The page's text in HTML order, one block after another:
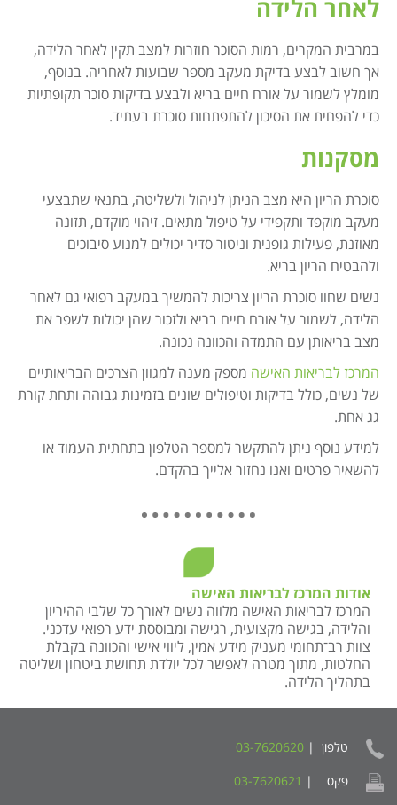
לאחר הלידה
במרבית המקרים, רמות הסוכר חוזרות למצב תקין לאחר הלידה,
אך חשוב לבצע בדיקת מעקב מספר שבועות לאחריה. בנוסף,
מומלץ לשמור על אורח חיים בריא ולבצע בדיקות סוכר תקופתיות
כדי להפחית את הסיכון להתפתחות סוכרת בעתיד.
מסקנות
סוכרת הריון היא מצב הניתן לניהול ולשליטה, בתנאי שתבצעי
מעקב מוקפד ותקפידי על טיפול מתאים. זיהוי מוקדם, תזונה
מאוזנת, פעילות גופנית וניטור סדיר יכולים למנוע סיבוכים
ולהבטיח הריון בריא.
נשים שחוו סוכרת הריון צריכות להמשיך במעקב רפואי גם לאחר
הלידה, לשמור על אורח חיים בריא ולזכור שהן יכולות לשפר את
מצב בריאותן עם התמדה והכוונה נכונה.
המרכז לבריאות האישה מספק מענה למגוון הצרכים הבריאותיים
של נשים, כולל בדיקות וטיפולים שונים בזמינות גבוהה ותחת קורת
גג אחת.
למידע נוסף ניתן להתקשר למספר הטלפון בתחתית העמוד או
להשאיר פרטים ואנו נחזור אלייך בהקדם.
אודות המרכז לבריאות האישה
המרכז לבריאות האישה מלווה נשים לאורך כל שלבי ההיריון
והלידה, בגישה מקצועית, רגישה ומבוססת ידע רפואי עדכני.
צוות רב־תחומי מעניק מידע אמין, ליווי אישי והכוונה בקבלת
החלטות, מתוך מטרה לאפשר לכל יולדת תחושת ביטחון ושליטה
בתהליך הלידה.
טלפון | 03-7620620
פקס | 03-7620621